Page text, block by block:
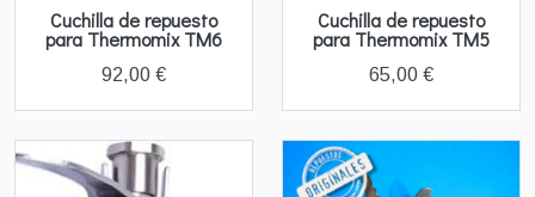
Cuchilla de repuesto
para Thermomix TM6
92,00 €
Cuchilla de repuesto
para Thermomix TM5
65,00 €